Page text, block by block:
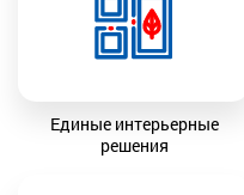
Единые интерьерные
решения